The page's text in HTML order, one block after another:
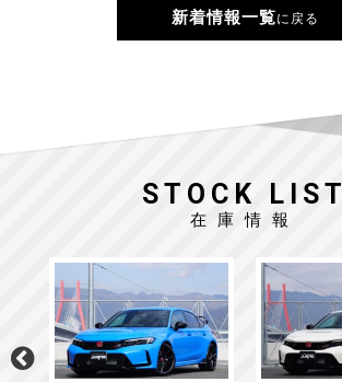
新着情報一覧に戻る
STOCK LIST
在庫情報